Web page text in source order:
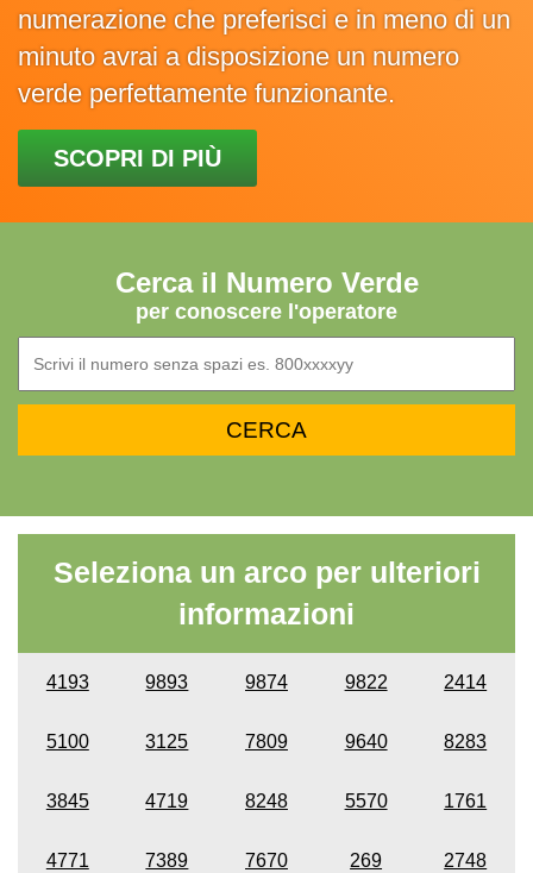
numerazione che preferisci e in meno di un
minuto avrai a disposizione un numero
verde perfettamente funzionante.
SCOPRI DI PIÙ
Cerca il Numero Verde
per conoscere l'operatore
Seleziona un arco per ulteriori
informazioni
4193 9893 9874 9822 2414
5100 3125 7809 9640 8283
3845 4719 8248 5570 1761
4771 7389 7670 269 2748